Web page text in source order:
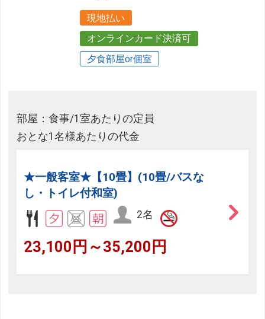
現地払い
オンラインカード決済可
夕食部屋or個室
部屋：食事/1室あたりの定員
おとな1名様あたりの代金
★一般客室★【10畳】(10畳/バスな
し・トイレ付和室)
2名
23,100円～35,200円